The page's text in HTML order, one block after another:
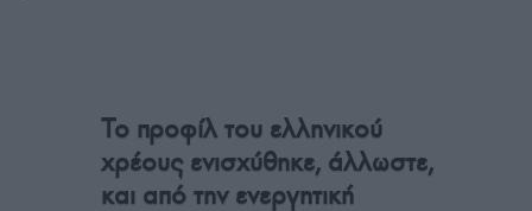
Το προφίλ του ελληνικού
χρέους ενισχύθηκε, άλλωστε,
και από την ενεργητική